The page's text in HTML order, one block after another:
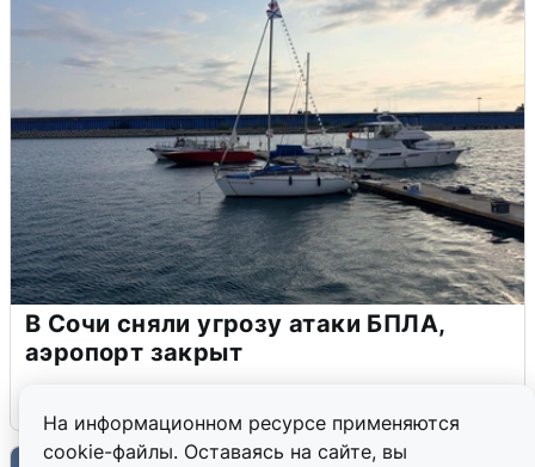
На информационном ресурсе применяются
cookie-файлы. Оставаясь на сайте, вы
В Сочи сняли угрозу атаки БПЛА,
аэропорт закрыт